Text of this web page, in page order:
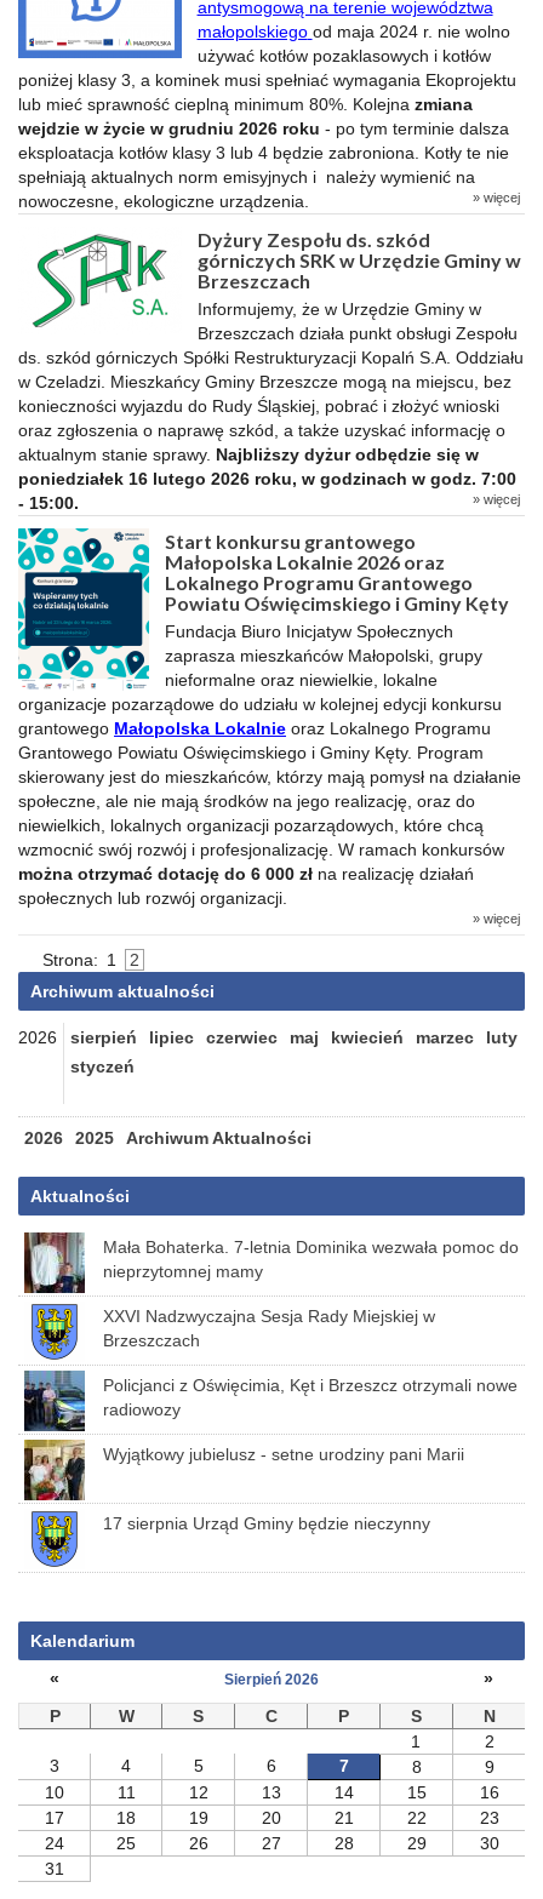
antysmogową na terenie województwa
małopolskiego od maja 2024 r. nie wolno
używać kotłów pozaklasowych i kotłów
poniżej klasy 3, a kominek musi spełniać wymagania Ekoprojektu
lub mieć sprawność cieplną minimum 80%. Kolejna zmiana
wejdzie w życie w grudniu 2026 roku - po tym terminie dalsza
eksploatacja kotłów klasy 3 lub 4 będzie zabroniona. Kotły te nie
spełniają aktualnych norm emisyjnych i należy wymienić na
nowoczesne, ekologiczne urządzenia.
» więcej
Dyżury Zespołu ds. szkód
górniczych SRK w Urzędzie Gminy w
Brzeszczach
Informujemy, że w Urzędzie Gminy w
Brzeszczach działa punkt obsługi Zespołu
ds. szkód górniczych Spółki Restrukturyzacji Kopalń S.A. Oddziału
w Czeladzi. Mieszkańcy Gminy Brzeszcze mogą na miejscu, bez
konieczności wyjazdu do Rudy Śląskiej, pobrać i złożyć wnioski
oraz zgłoszenia o naprawę szkód, a także uzyskać informację o
aktualnym stanie sprawy. Najbliższy dyżur odbędzie się w
poniedziałek 16 lutego 2026 roku, w godzinach w godz. 7:00
- 15:00.
» więcej
Start konkursu grantowego
Małopolska Lokalnie 2026 oraz
Lokalnego Programu Grantowego
Powiatu Oświęcimskiego i Gminy Kęty
Fundacja Biuro Inicjatyw Społecznych
zaprasza mieszkańców Małopolski, grupy
nieformalne oraz niewielkie, lokalne
organizacje pozarządowe do udziału w kolejnej edycji konkursu
grantowego Małopolska Lokalnie oraz Lokalnego Programu
Grantowego Powiatu Oświęcimskiego i Gminy Kęty. Program
skierowany jest do mieszkańców, którzy mają pomysł na działanie
społeczne, ale nie mają środków na jego realizację, oraz do
niewielkich, lokalnych organizacji pozarządowych, które chcą
wzmocnić swój rozwój i profesjonalizację. W ramach konkursów
można otrzymać dotację do 6 000 zł na realizację działań
społecznych lub rozwój organizacji.
» więcej
Strona: 1
2
Archiwum aktualności
2026 sierpień lipiec czerwiec maj kwiecień marzec
luty
styczeń
2026 2025 Archiwum Aktualności
Aktualności
Mała Bohaterka. 7-letnia Dominika wezwała pomoc do
nieprzytomnej mamy
XXVI Nadzwyczajna Sesja Rady Miejskiej w
Brzeszczach
Policjanci z Oświęcimia, Kęt i Brzeszcz otrzymali nowe
radiowozy
Wyjątkowy jubielusz - setne urodziny pani Marii
17 sierpnia Urząd Gminy będzie nieczynny
Kalendarium
«
Sierpień 2026
»
P
W S C P S
N
1
2
3
4 5 6 7 8
9
10
11 12 13 14 15
16
17
18 19 20 21 22
23
24
25 26 27 28 29
30
31